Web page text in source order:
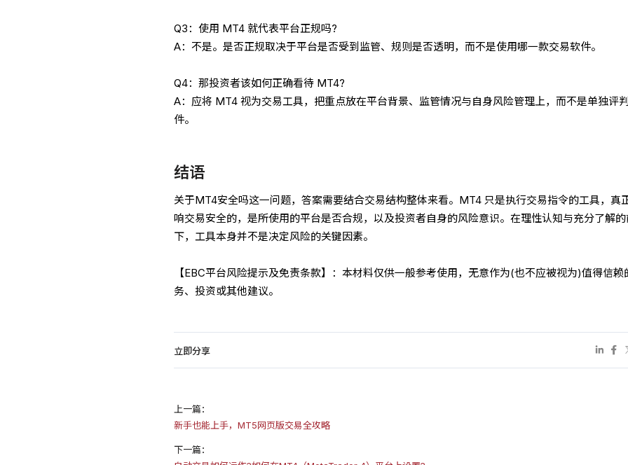
Q3：使用 MT4 就代表平台正规吗?
A：不是。是否正规取决于平台是否受到监管、规则是否透明，而不是使用哪一款交易软件。
Q4：那投资者该如何正确看待 MT4?
A：应将 MT4 视为交易工具，把重点放在平台背景、监管情况与自身风险管理上，而不是单独评
件。
结语
关于MT4安全吗这一问题，答案需要结合交易结构整体来看。MT4 只是执行交易指令的工具，真
响交易安全的，是所使用的平台是否合规，以及投资者自身的风险意识。在理性认知与充分了解的
下，工具本身并不是决定风险的关键因素。
【EBC平台风险提示及免责条款】：本材料仅供一般参考使用，无意作为(也不应被视为)值得信赖
务、投资或其他建议。
立即分享
上一篇：
新手也能上手，MT5网页版交易全攻略
下一篇：